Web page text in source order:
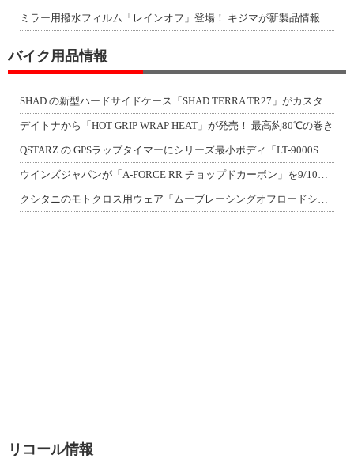
ミラー用撥水フィルム「レインオフ」登場！ キジマが新製品情報「KIJIMA NE
バイク用品情報
SHAD の新型ハードサイドケース「SHAD TERRA TR27」がカスタムジ
デイトナから「HOT GRIP WRAP HEAT」が発売！ 最高約80℃の巻き
QSTARZ の GPSラップタイマーにシリーズ最小ボディ「LT-9000S」が
ウインズジャパンが「A-FORCE RR チョップドカーボン」を9/10発売！
クシタニのモトクロス用ウェア「ムーブレーシングオフロードシリーズ」3アイテムが登
リコール情報